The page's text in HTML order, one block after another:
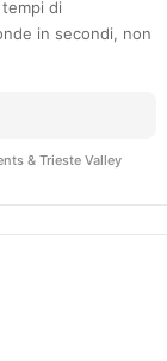
di
in secondi, non
& Trieste Valley